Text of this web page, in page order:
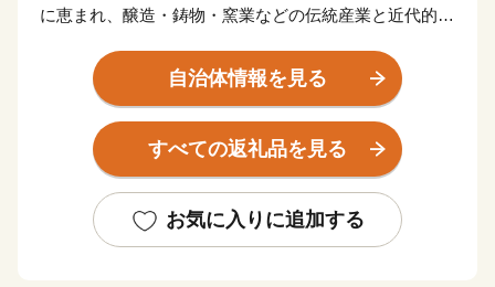
に恵まれ、醸造・鋳物・窯業などの伝統産業と近代的な
と調和のとれた産業構造となっています。
自治体情報を見る
すべての返礼品を見る
お気に入りに追加する